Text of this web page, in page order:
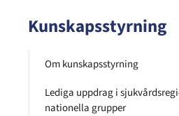
Kunskapsstyrning
Om kunskapsstyrning
Lediga uppdrag i
nationella grupper